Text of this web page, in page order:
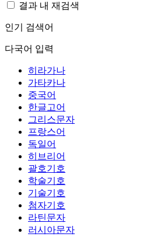
결과 내 재검색
인기 검색어
다국어 입력
히라가나
가타카나
중국어
한글고어
그리스문자
프랑스어
독일어
히브리어
괄호기호
학술기호
기술기호
첨자기호
라틴문자
러시아문자